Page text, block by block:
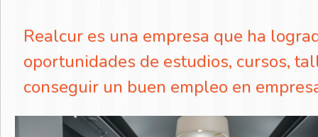
Realcur es una empresa que ha
oportunidades de estudios, cursos,
conseguir un buen empleo en